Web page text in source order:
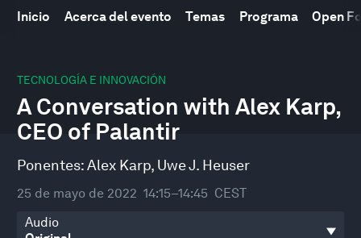
Inicio Acerca del evento Temas Programa Open
TECNOLOGÍA E INNOVACIÓN
A Conversation with Alex Karp,
CEO of Palantir
Ponentes:Alex Karp, Uwe J. Heuser
25 de mayo de 2022 14:15–14:45 CEST
Audio
seconds
31
minutes,
21
seconds